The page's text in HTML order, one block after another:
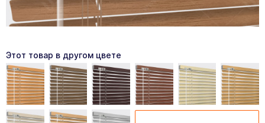
Этот товар в другом цвете